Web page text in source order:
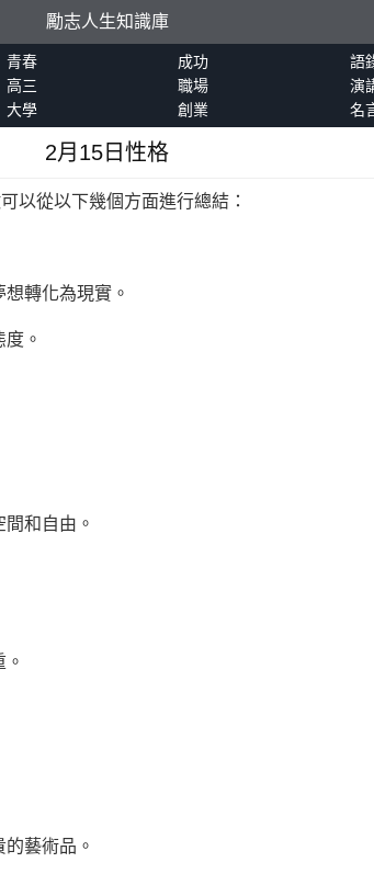
勵志人生知識庫
青春 成功 語
高三 職場 演
大學 創業 名
2月15日性格
以從以下幾個方面進行總結：
轉化為現實。
。
和自由。
藝術品。